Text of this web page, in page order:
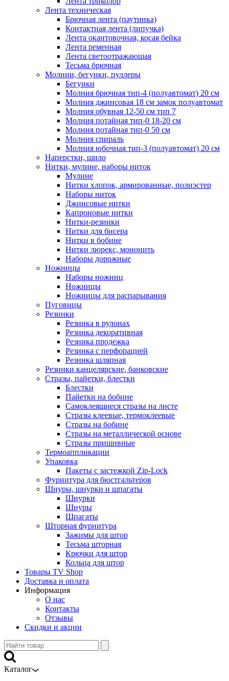
Лента техническая
Брючная лента (паутинка)
Контактная лента (липучка)
Лента окантовочная, косая бейка
Лента ременная
Лента светоотражающая
Тесьма брючная
Молнии, бегунки, пуллеры
Бегунки
Молния брючная тип-4 (полуавтомат) 20 см
Молния джинсовая 18 см замок полуавтомат
Молния обувная 12-50 см тип 7
Молния потайная тип-0 18-20 см
Молния потайная тип-0 50 см
Молния спираль
Молния юбочная тип-3 (полуавтомат) 20 см
Наперстки, шило
Нитки, мулине, наборы ниток
Мулине
Нитки хлопок, армированные, полиэстер
Наборы ниток
Джинсовые нитки
Капроновые нитки
Нитки-резинки
Нитки для бисера
Нитки в бобине
Нитки люрекс, мононить
Наборы дорожные
Ножницы
Наборы ножниц
Ножницы
Ножницы для распарывания
Пуговицы
Резинки
Резинка в рулонах
Резинка декоративная
Резинка продежка
Резинка с перфорацией
Резинка шляпная
Резинки канцелярские, банковские
Стразы, пайетки, блестки
Блестки
Пайетки на бобине
Самоклеящиеся стразы на листе
Стразы клеевые, термоклеевые
Стразы на бобине
Стразы на металлической основе
Стразы пришивные
Термоаппликации
Упаковка
Пакеты с застежкой Zip-Lock
Фурнитура для бюстгальтеров
Шнуры, шнурки и шпагаты
Шнурки
Шнуры
Шпагаты
Шторная фурнитура
Зажимы для штор
Тесьма шторная
Крючки для штор
Кольца для штор
Товары TV Shop
Доставка и оплата
Информация
О нас
Контакты
Отзывы
Скидки и акции
Каталог